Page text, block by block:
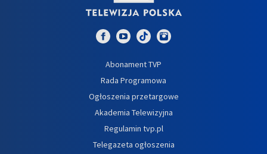
Abonament TVP
Rada Programowa
Ogłoszenia przetargowe
Akademia Telewizyjna
Regulamin tvp.pl
Telegazeta ogłoszenia